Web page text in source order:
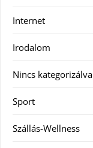
Internet
Irodalom
Nincs kategorizálva
Sport
Szállás-Wellness